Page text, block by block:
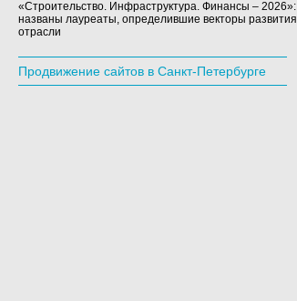
«Строительство. Инфраструктура. Финансы – 2026»:
названы лауреаты, определившие векторы развития
отрасли
Продвижение сайтов в Санкт-Петербурге